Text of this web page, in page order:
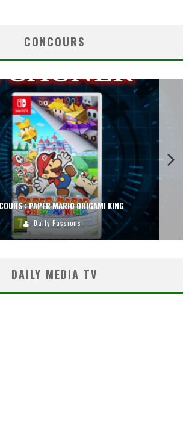
CONCOURS
: PAPER MARIO ORIGAMI KING
Daily Passions
DAILY MEDIA TV